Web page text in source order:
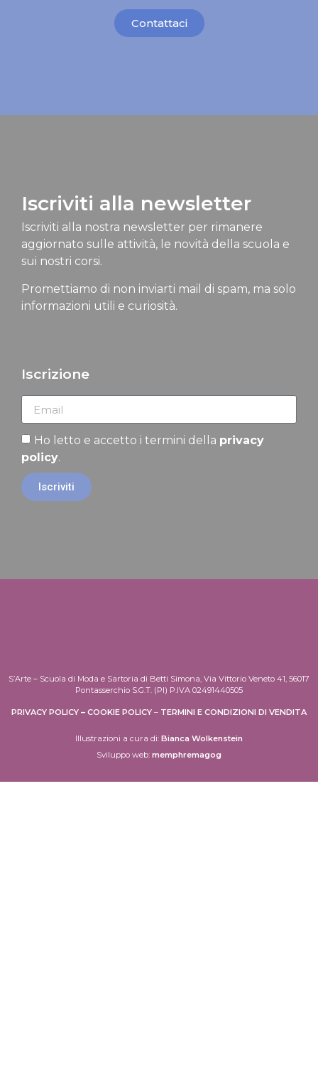
Contattaci
Iscriviti alla newsletter
Iscriviti alla nostra newsletter per rimanere
aggiornato sulle attività, le novità della scuola e
sui nostri corsi.
Promettiamo di non inviarti mail di spam, ma solo
informazioni utili e curiosità.
Iscrizione
Ho letto e accetto i termini della privacy
policy.
Iscriviti
S’Arte – Scuola di Moda e Sartoria di Betti Simona, Via Vittorio Veneto 41, 56017
Pontasserchio S.G.T. (PI) P.IVA 02491440505
PRIVACY POLICY – COOKIE POLICY – TERMINI E CONDIZIONI DI VENDITA
Illustrazioni a cura di: Bianca Wolkenstein
Sviluppo web: memphremagog